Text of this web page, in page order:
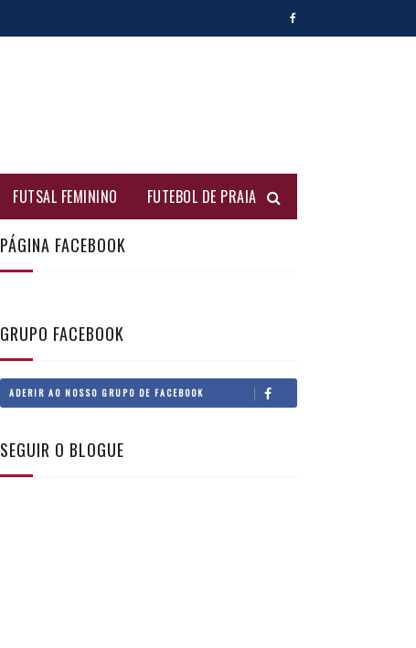
FUTSAL FEMININO FUTEBOL DE PRAIA
PÁGINA FACEBOOK
GRUPO FACEBOOK
ADERIR AO NOSSO GRUPO DE FACEBOOK
SEGUIR O BLOGUE